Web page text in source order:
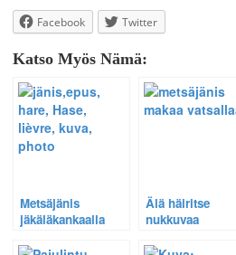
Facebook Twitter
Katso Myös Nämä:
Metsäjänis
jäkäläkankaalla
Älä häiritse
nukkuvaa
vaan katso video.